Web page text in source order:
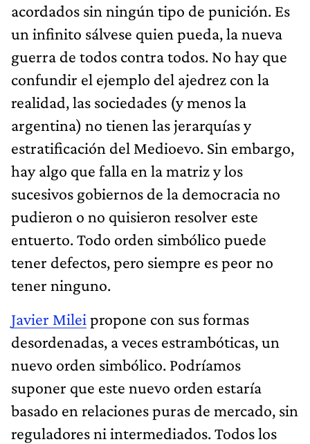
acordados sin ningún tipo de punición. Es
un infinito sálvese quien pueda, la nueva
guerra de todos contra todos. No hay que
confundir el ejemplo del ajedrez con la
realidad, las sociedades (y menos la
argentina) no tienen las jerarquías y
estratificación del Medioevo. Sin embargo,
hay algo que falla en la matriz y los
sucesivos gobiernos de la democracia no
pudieron o no quisieron resolver este
entuerto. Todo orden simbólico puede
tener defectos, pero siempre es peor no
tener ninguno.
Javier Milei propone con sus formas
desordenadas, a veces estrambóticas, un
nuevo orden simbólico. Podríamos
suponer que este nuevo orden estaría
basado en relaciones puras de mercado, sin
reguladores ni intermediados. Todos los